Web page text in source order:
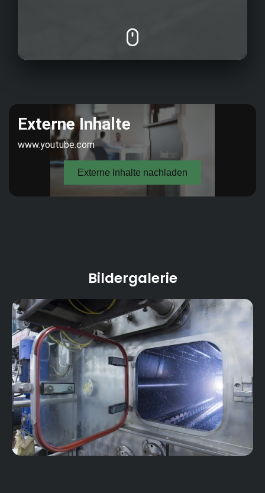
Gründungsjahr: 1809
Anzahl Azubis:
Mitarbeiterzahl: 130
Mechanische Ausrüstung
Chemische Ausrüstung
Beschichtung
Lösemittelbehandlung
Bildergalerie